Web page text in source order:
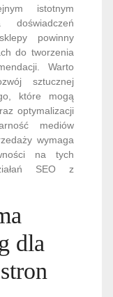
istotnym
doświadczeń
powinny
do tworzenia
Warto
sztucznej
które mogą
optymalizacji
mediów
wymaga
na tych
SEO z
dla